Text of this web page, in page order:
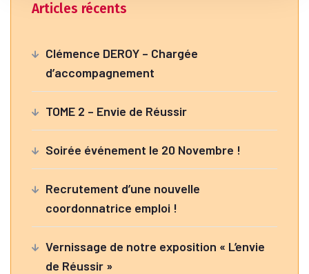
Articles récents
Clémence DEROY – Chargée
d’accompagnement
TOME 2 – Envie de Réussir
Soirée événement le 20 Novembre !
Recrutement d’une nouvelle
coordonnatrice emploi !
Vernissage de notre exposition « L’envie
de Réussir »